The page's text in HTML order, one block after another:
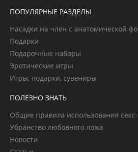
ПОПУЛЯРНЫЕ РАЗДЕЛЫ
Насадки на член с анатомической
Подарки
Подарочные наборы
Эротические игры
Игры, подарки, сувениры
ПОЛЕЗНО ЗНАТЬ
Общие правила использования
Убранство любовного ложа
Новости